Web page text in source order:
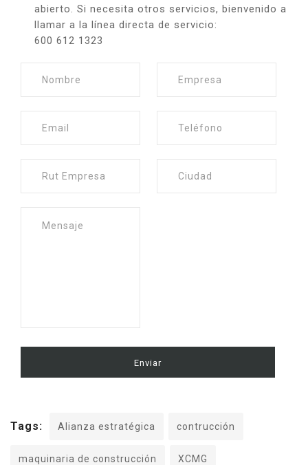
abierto. Si necesita otros servicios, bienvenido a
llamar a la línea directa de servicio:
600 612 1323
Tags: Alianza estratégica contrucción
maquinaria de construcción XCMG